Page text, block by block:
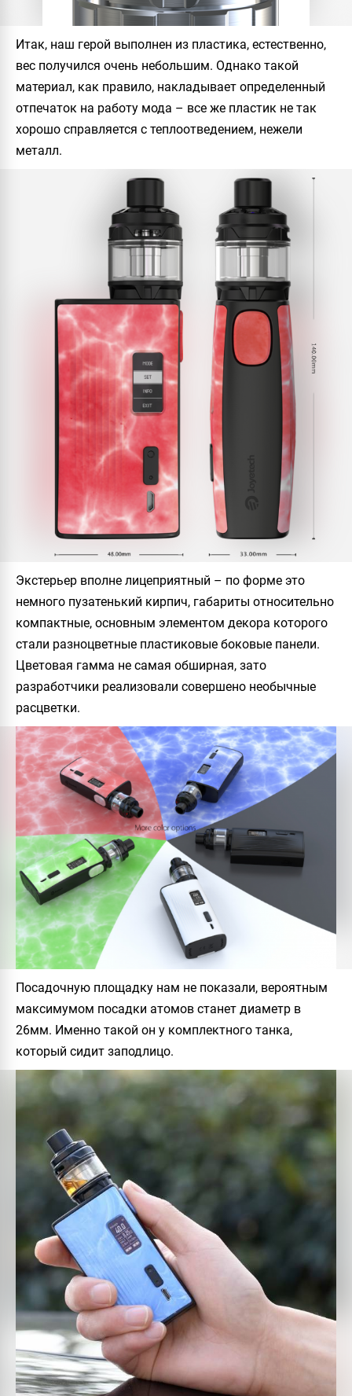
Итак, наш герой выполнен из пластика, естественно,
вес получился очень небольшим. Однако такой
материал, как правило, накладывает определенный
отпечаток на работу мода – все же пластик не так
хорошо справляется с теплоотведением, нежели
металл.
Экстерьер вполне лицеприятный – по форме это
немного пузатенький кирпич, габариты относительно
компактные, основным элементом декора которого
стали разноцветные пластиковые боковые панели.
Цветовая гамма не самая обширная, зато
разработчики реализовали совершено необычные
расцветки.
Посадочную площадку нам не показали, вероятным
максимумом посадки атомов станет диаметр в
26мм. Именно такой он у комплектного танка,
который сидит заподлицо.